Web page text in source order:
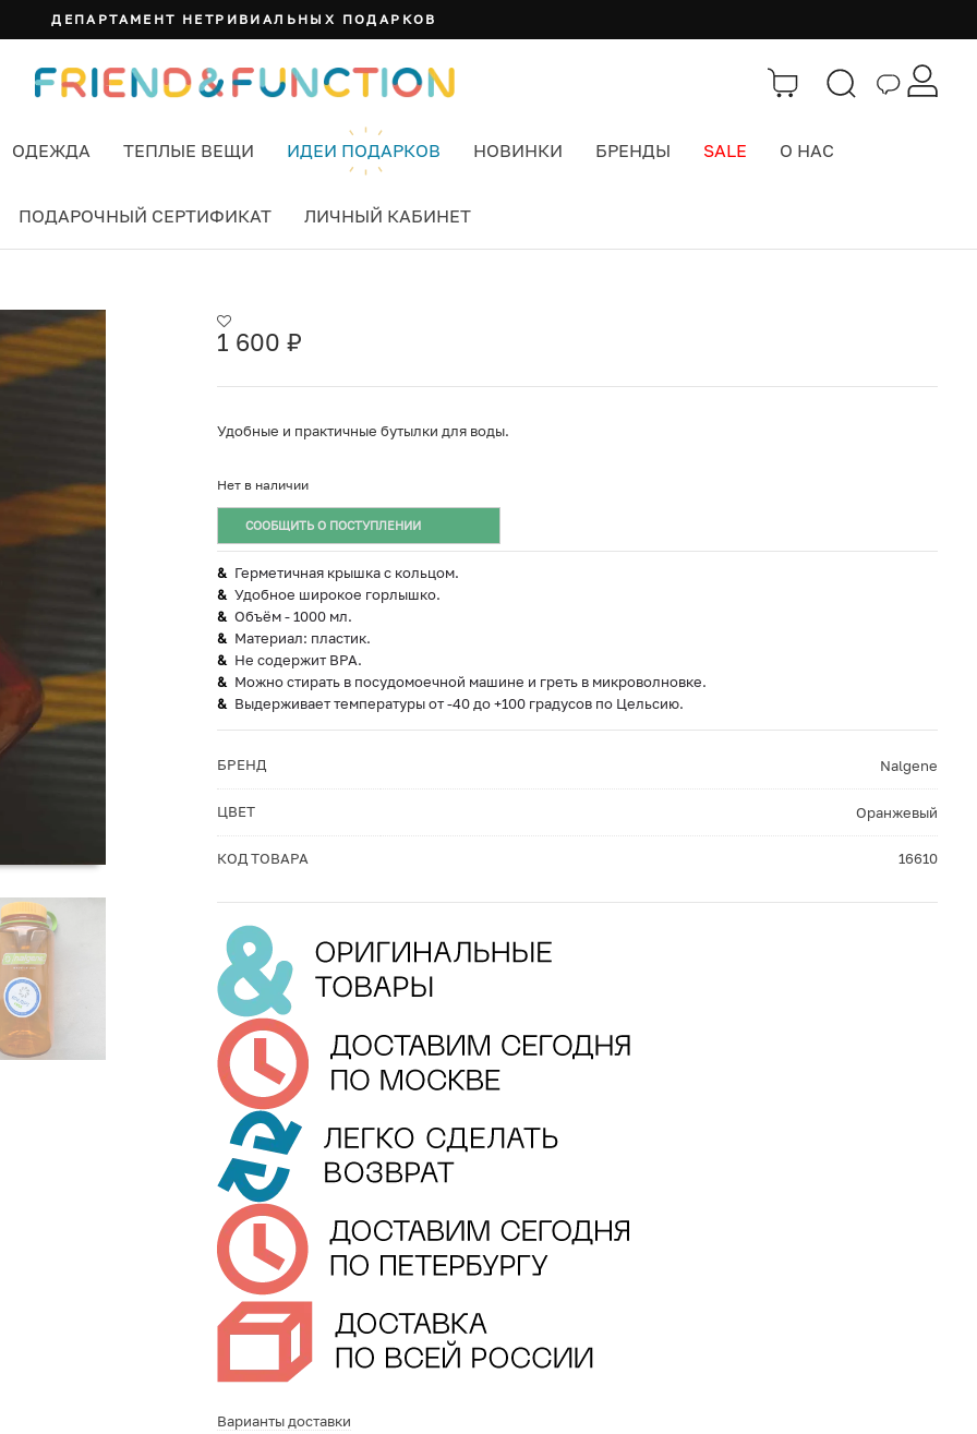
ДЕПАРТАМЕНТ НЕТРИВИАЛЬНЫХ ПОДАРКОВ
ОДЕЖДА ТЕПЛЫЕ ВЕЩИ ИДЕИ ПОДАРКОВ НОВИНКИ БРЕНДЫ SALE О НАС
ПОДАРОЧНЫЙ СЕРТИФИКАТ ЛИЧНЫЙ КАБИНЕТ
1 600 ₽
Удобные и практичные бутылки для воды.
Нет в наличии
СООБЩИТЬ О ПОСТУПЛЕНИИ
Герметичная крышка с кольцом.
Удобное широкое горлышко.
Объём - 1000 мл.
Материал: пластик.
Не содержит BPA.
Можно стирать в посудомоечной машине и греть в микроволновке.
Выдерживает температуры от -40 до +100 градусов по Цельсию.
БРЕНД Nalgene
ЦВЕТ Оранжевый
КОД ТОВАРА 16610
Варианты доставки